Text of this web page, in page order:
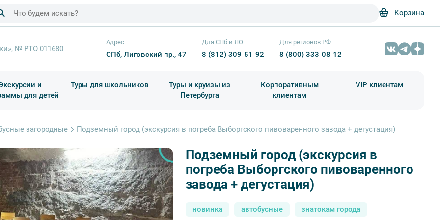
Корзина
№ РТО 011680
Адрес
СПб, Лиговский пр., 47
Для СПб и ЛО
8 (812) 309-51-92
Для регионов РФ
8 (800) 333-08-12
и
для детей
Туры для школьников
Туры и круизы из
Петербурга
Корпоративным
клиентам
VIP клиентам
загородные Подземный город (экскурсия в погреба Выборгского пивоваренного завода + дегустация)
Подземный город (экскурсия в
погреба Выборгского пивоваренного
завода + дегустация)
Выборгский пивоваренный завод – Прогулки
новинка автобусные знатокам города